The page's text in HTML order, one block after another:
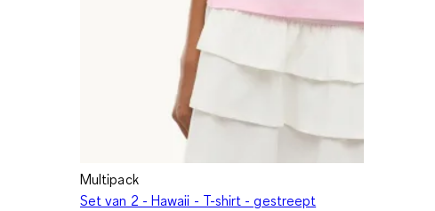
Multipack
Set van 2 - Hawaii - T-shirt - gestreept